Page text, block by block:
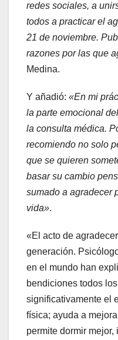
redes sociales, a
todos a practicar el
21 de noviembre.
razones por las que
Medina.
Y añadió: «En mi
la parte emocional
la consulta médica.
recomiendo no solo
que se quieren
basar su cambio
sumado a agradecer
vida».
«El acto de
generación.
en el mundo han
bendiciones todos
significativamente el
física; ayuda a
permite dormir